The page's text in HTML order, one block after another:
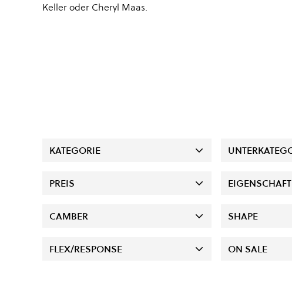
Keller oder Cheryl Maas.
KATEGORIE
PREIS
CAMBER SHAPE
FLEX/RESPONSE ON SALE